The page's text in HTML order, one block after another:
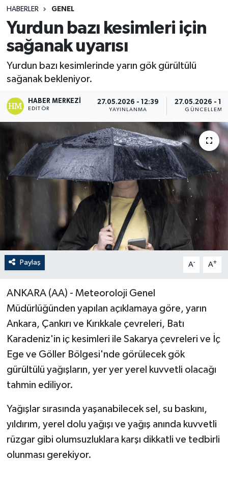
HABERLER GENEL
Yurdun bazı kesimleri için
sağanak uyarısı
Yurdun bazı kesimlerinde yarın gök gürültülü
sağanak bekleniyor.
HABER MERKEZI
EDITÖR
27.05.2026 - 12:39
YAYINLANMA
27.05.2026 -
GÜNCELLEME
Paylaş A- A+
ANKARA (AA) - Meteoroloji Genel
Müdürlüğünden yapılan açıklamaya göre, yarın
Ankara, Çankırı ve Kırıkkale çevreleri, Batı
Karadeniz'in iç kesimleri ile Sakarya çevreleri ve İç
Ege ve Göller Bölgesi'nde görülecek gök
gürültülü yağışların, yer yer yerel kuvvetli olacağı
tahmin ediliyor.
Yağışlar sırasında yaşanabilecek sel, su baskını,
yıldırım, yerel dolu yağışı ve yağış anında kuvvetli
rüzgar gibi olumsuzluklara karşı dikkatli ve tedbirli
olunması gerekiyor.
Teknoloji
Yaşam